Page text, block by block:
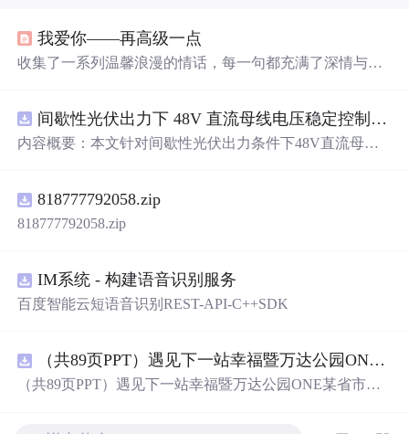
我爱你——再高级一点
收集了一系列温馨浪漫的情话，每一句都充满了深情与爱
间歇性光伏出力下 48V 直流母线电压稳定控制及储能双向充放电闭环调控体系研究（Simulink仿真实现）
内容概要：本文针对间歇性光伏出力条件下48V直流母线
含光伏阵列、Boost型DC-DC变换器、双向DC-DC变换器
与锂离子电池储能系统的完整拓扑结构，结合光伏最大功
架构，集成电压外环与电流内环双闭环控制策略，确保在
光照强度波动、负载突变等动态工况下维持母线电压稳
定。在Simulink环境中搭建全系统仿真模型，验证了控制策
在无外部电网支撑下的自主运行能力和电能质量水平。; 适
合人群：具备电力电子、自动控制与新能源系统基础知识
的电气工程及相关专业研究生、科研人员，以及从事光伏
景及目标：①用于教学与科研中离网型光伏直流微网系统
818777792058.zip
818777792058.zip
IM系统 - 构建语音识别服务
百度智能云短语音识别REST-API-C++SDK
（共89页PPT）遇见下一站幸福暨万达公园ONE某省市热气球生活艺术节活动策划方案.pptx
（共89页PPT）遇见下一站幸福暨万达公园ONE某省市热